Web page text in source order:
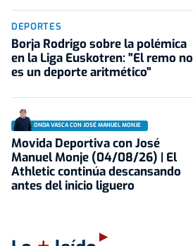
DEPORTES
Borja Rodrigo sobre la polémica
en la Liga Euskotren: "El remo no
es un deporte aritmético"
ONDA VASCA CON JOSÉ MANUEL MONJE
Movida Deportiva con José
Manuel Monje (04/08/26) | El
Athletic continúa descansando
antes del inicio liguero